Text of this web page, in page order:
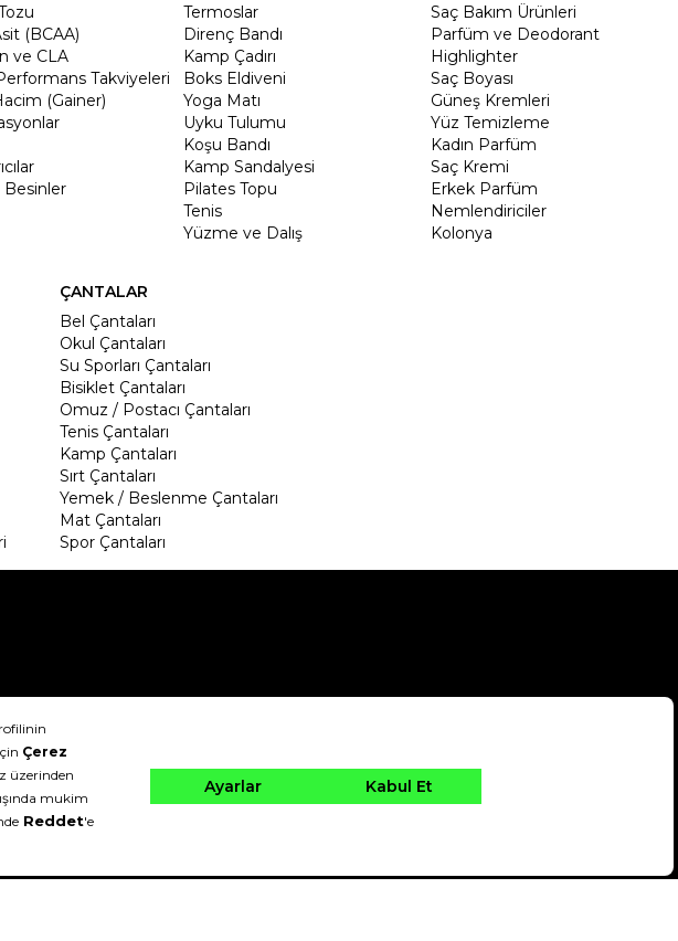
(BCAA)
ve CLA
Takviyeleri
(Gainer)
Termoslar
Direnç Bandı
Kamp Çadırı
Boks Eldiveni
Yoga Matı
Uyku Tulumu
Koşu Bandı
Kamp Sandalyesi
Pilates Topu
Tenis
Yüzme ve Dalış
Saç Bakım Ürünleri
Parfüm ve Deodorant
Highlighter
Saç Boyası
Güneş Kremleri
Yüz Temizleme
Kadın Parfüm
Saç Kremi
Erkek Parfüm
Nemlendiriciler
Kolonya
ÇANTALAR
Bel Çantaları
Okul Çantaları
Su Sporları Çantaları
Bisiklet Çantaları
Omuz / Postacı Çantaları
Tenis Çantaları
Kamp Çantaları
Sırt Çantaları
Yemek / Beslenme Çantaları
Mat Çantaları
Spor Çantaları